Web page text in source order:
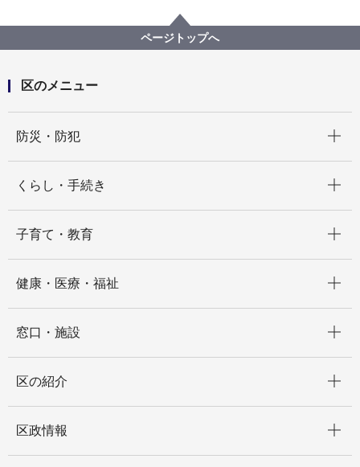
東本郷第一公園からの山岳展望
ページトップへ
区のメニュー
防災・防犯
くらし・手続き
子育て・教育
健康・医療・福祉
窓口・施設
区の紹介
区政情報